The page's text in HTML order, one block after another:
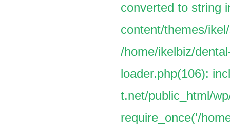
converted to string
content/themes/
/home/ikelbiz/
loader.php(106):
t.net/public_html/
require_once('/